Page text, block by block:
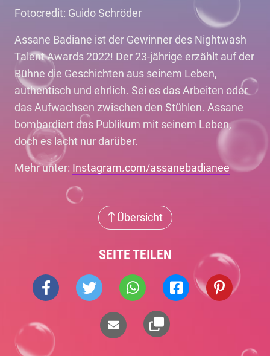
Fotocredit: Guido Schröder
Assane Badiane ist der Gewinner des Nightwash
Talent Awards 2022! Der 23-jährige erzählt auf der
Bühne die Geschichten aus seinem Leben,
authentisch und ehrlich. Sei es das Arbeiten oder
das Aufwachsen zwischen den Stühlen. Assane
bombardiert das Publikum mit seinem Leben,
doch es lacht nur darüber.
Mehr unter: Instagram.com/assanebadianee
Übersicht
SEITE TEILEN